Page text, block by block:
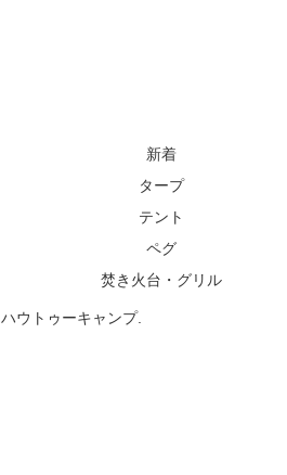
新着
タープ
テント
ペグ
焚き火台・グリル
ウトゥーキャンプ.